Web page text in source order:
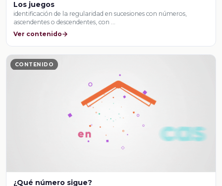
Los juegos
identificación de la regularidad en sucesiones con números,
ascendentes o descendentes, con …
Ver contenido
CONTENIDO
¿Qué número sigue?